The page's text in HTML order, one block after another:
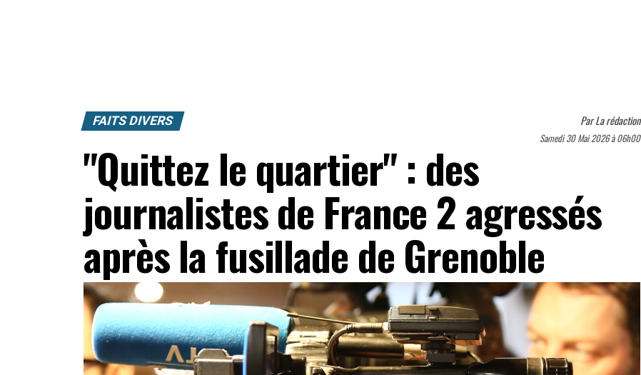
FAITS DIVERS ParLa rédaction
Samedi 30 Mai 2026 à 06h00
"Quittez le quartier" : des
journalistes de France 2 agressés
après la fusillade de Grenoble